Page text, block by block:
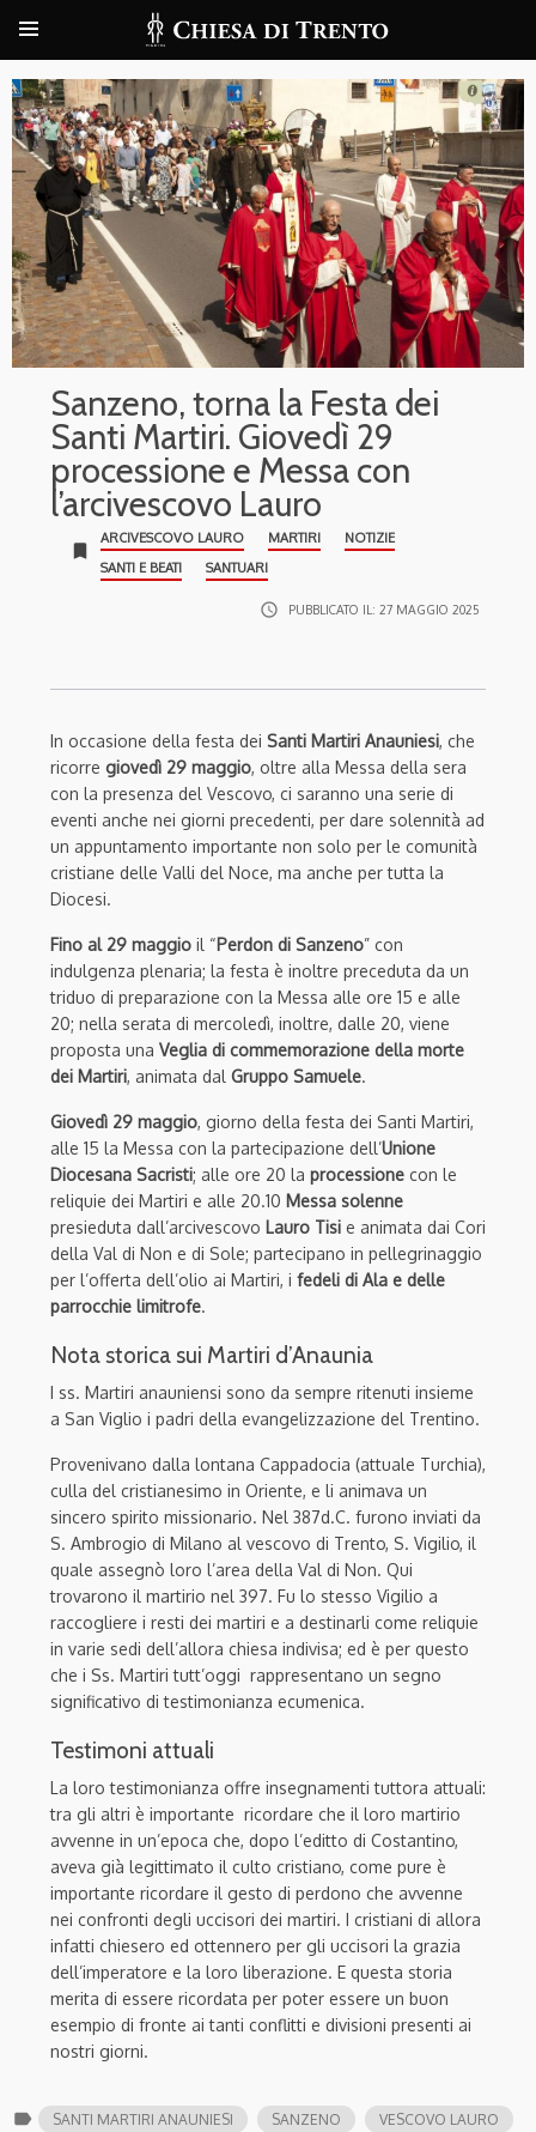
Sanzeno, torna la Festa dei
Santi Martiri. Giovedì 29
processione e Messa con
l’arcivescovo Lauro
bookmark
ARCIVESCOVO LAURO MARTIRI
NOTIZIE
SANTI E BEATI
SANTUARI
access_time PUBBLICATO IL: 27 MAGGIO 2025
In occasione della festa dei Santi Martiri Anauniesi, che
ricorre giovedì 29 maggio, oltre alla Messa della sera
con la presenza del Vescovo, ci saranno una serie di
eventi anche nei giorni precedenti, per dare solennità ad
un appuntamento importante non solo per le comunità
cristiane delle Valli del Noce, ma anche per tutta la
Diocesi.
Fino al 29 maggio il “Perdon di Sanzeno” con
indulgenza plenaria; la festa è inoltre preceduta da un
triduo di preparazione con la Messa alle ore 15 e alle
20; nella serata di mercoledì, inoltre, dalle 20, viene
proposta una Veglia di commemorazione della morte
dei Martiri, animata dal Gruppo Samuele.
Giovedì 29 maggio, giorno della festa dei Santi Martiri,
alle 15 la Messa con la partecipazione dell’Unione
Diocesana Sacristi; alle ore 20 la processione con le
reliquie dei Martiri e alle 20.10 Messa solenne
presieduta dall’arcivescovo Lauro Tisi e animata dai Cori
della Val di Non e di Sole; partecipano in pellegrinaggio
per l’offerta dell’olio ai Martiri, i fedeli di Ala e delle
parrocchie limitrofe.
Nota storica sui Martiri d’Anaunia
I ss. Martiri anauniensi sono da sempre ritenuti insieme
a San Viglio i padri della evangelizzazione del Trentino.
Provenivano dalla lontana Cappadocia (attuale Turchia),
culla del cristianesimo in Oriente, e li animava un
sincero spirito missionario. Nel 387d.C. furono inviati da
S. Ambrogio di Milano al vescovo di Trento, S. Vigilio, il
quale assegnò loro l’area della Val di Non. Qui
trovarono il martirio nel 397. Fu lo stesso Vigilio a
raccogliere i resti dei martiri e a destinarli come reliquie
in varie sedi dell’allora chiesa indivisa; ed è per questo
che i Ss. Martiri tutt’oggi rappresentano un segno
significativo di testimonianza ecumenica.
Testimoni attuali
La loro testimonianza offre insegnamenti tuttora attuali:
tra gli altri è importante ricordare che il loro martirio
avvenne in un’epoca che, dopo l’editto di Costantino,
aveva già legittimato il culto cristiano, come pure è
importante ricordare il gesto di perdono che avvenne
nei confronti degli uccisori dei martiri. I cristiani di allora
infatti chiesero ed ottennero per gli uccisori la grazia
dell’imperatore e la loro liberazione. E questa storia
merita di essere ricordata per poter essere un buon
esempio di fronte ai tanti conflitti e divisioni presenti ai
nostri giorni.
label SANTI MARTIRI ANAUNIESI SANZENO VESCOVO LAURO